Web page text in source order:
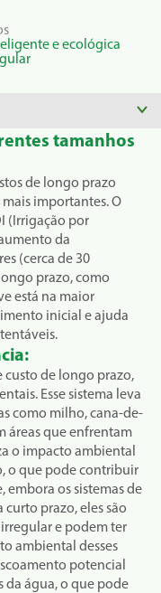
e ecológica
tamanhos
de longo prazo
importantes. O
(Irrigação por
da
(cerca de 30
prazo, como
está na maior
inicial e ajuda
custo de longo prazo,
Esse sistema leva
como milho, cana-de-
áreas que enfrentam
o impacto ambiental
o que pode contribuir
embora os sistemas de
curto prazo, eles são
e podem ter
ambiental desses
potencial
da água, o que pode